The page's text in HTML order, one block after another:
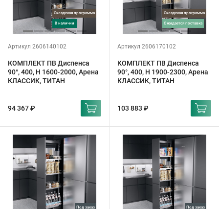
Складская программа
в наличии
Артикул 2606140102
КОМПЛЕКТ ПВ Диспенса
90°, 400, H 1600-2000, Арена
КЛАССИК, ТИТАН
94 367 ₽
Складская программа
ожидается поставка
Артикул 2606170102
КОМПЛЕКТ ПВ Диспенса
90°, 400, H 1900-2300, Арена
КЛАССИК, ТИТАН
103 883 ₽
под заказ под заказ